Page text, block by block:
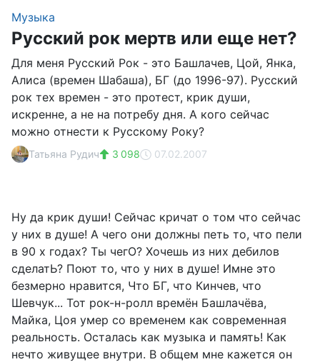
Музыка
Русский рок мертв или еще нет?
Для меня Русский Рок - это Башлачев, Цой, Янка,
Алиса (времен Шабаша), БГ (до 1996-97). Русский
рок тех времен - это протест, крик души,
искренне, а не на потребу дня. А кого сейчас
можно отнести к Русскому Року?
Татьяна Рудич 3 098 07.02.2007
Ну да крик души! Сейчас кричат о том что сейчас
у них в душе! А чего они должны петь то, что пели
в 90 х годах? Ты чегО? Хочешь из них дебилов
сделатЬ? Поют то, что у них в душе! Имне это
безмерно нравится, Что БГ, что Кинчев, что
Шевчук... Тот рок-н-ролл времён Башлачёва,
Майка, Цоя умер со временем как современная
реальность. Осталась как музыка и память! Как
нечто живущее внутри. В общем мне кажется он